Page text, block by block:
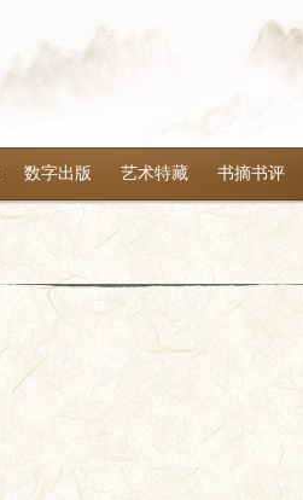
数字出版 艺术特藏 书摘书评